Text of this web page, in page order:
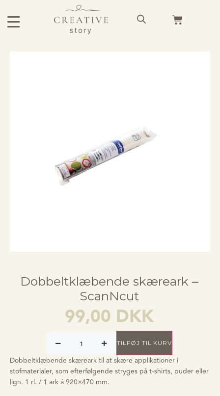
Dobbeltklæbende skæreark –
ScanNcut
99,00 DKK
TILFØJ TIL KURV
Dobbeltklæbende skæreark til at skære applikationer i
stofmaterialer, som efterfølgende stryges på t-shirts, puder eller
lign. 1 rl. / 1 ark á 920×470 mm.